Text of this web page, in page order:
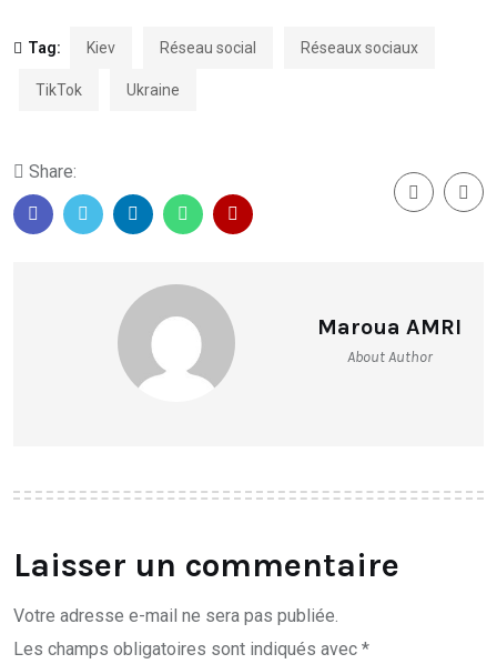
Tag: Kiev Réseau social Réseaux sociaux
TikTok Ukraine
Share:
Maroua AMRI
About Author
Laisser un commentaire
Votre adresse e-mail ne sera pas publiée.
Les champs obligatoires sont indiqués avec *